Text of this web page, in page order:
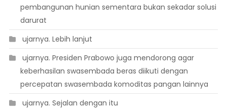
pembangunan hunian sementara bukan sekadar solusi
darurat
 ujarnya. Lebih lanjut
 ujarnya. Presiden Prabowo juga mendorong agar
keberhasilan swasembada beras diikuti dengan
percepatan swasembada komoditas pangan lainnya
 ujarnya. Sejalan dengan itu